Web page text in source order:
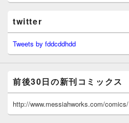
twitter
Tweets by fddcddhdd
前後30日の新刊コミックス
http://www.messiahworks.com/comics/